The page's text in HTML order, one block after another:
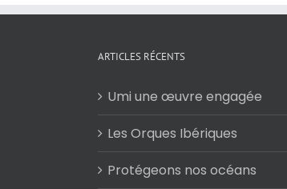
ARTICLES RÉCENTS
Umi une œuvre engagée
Les Orques Ibériques
Protégeons nos océans